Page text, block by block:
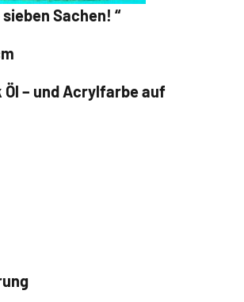
Sachen! “
– und Acrylfarbe auf